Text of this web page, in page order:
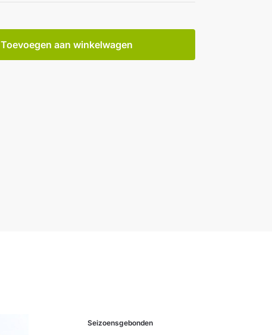
Toevoegen aan winkelwagen
Seizoensgebonden